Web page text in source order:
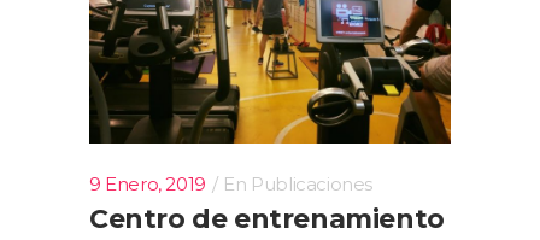
9 Enero, 2019 En Publicaciones
Centro de entrenamiento